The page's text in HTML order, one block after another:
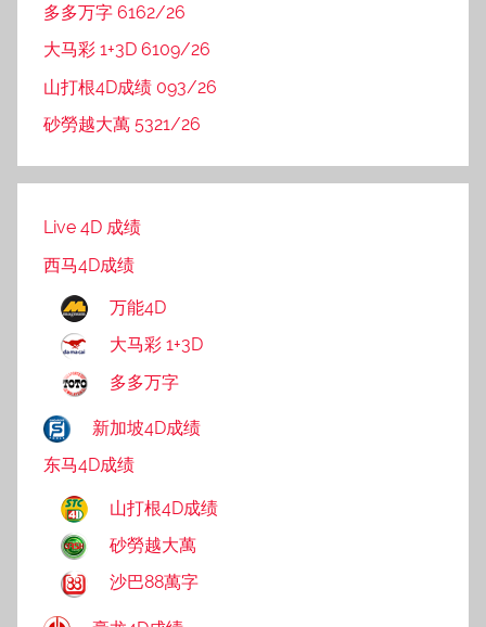
多多万字 6162/26
大马彩 1+3D 6109/26
山打根4D成绩 093/26
砂勞越大萬 5321/26
Live 4D 成绩
西马4D成绩
万能4D
大马彩 1+3D
多多万字
新加坡4D成绩
东马4D成绩
山打根4D成绩
砂勞越大萬
沙巴88萬字